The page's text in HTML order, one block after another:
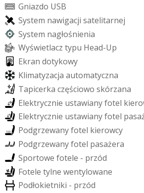
Gniazdo USB
System nawigacji satelitarnej
System nagłośnienia
Wyświetlacz typu Head-Up
Ekran dotykowy
Klimatyzacja automatyczna
Tapicerka częściowo skórzana
Elektrycznie ustawianyfotel kiero
Elektrycznie ustawianyfotel pasa
Podgrzewanyfotel kierowcy
Podgrzewanyfotel pasażera
Sportowe fotele - przód
Fotele tylne wentylowane
Podłokietniki - przód